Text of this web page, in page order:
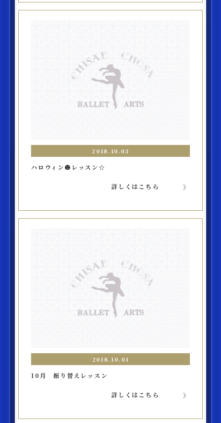
2018.10.03
ハロウィン🎃レッスン☆
詳しくはこちら
2018.10.01
10月 振り替えレッスン
詳しくはこちら